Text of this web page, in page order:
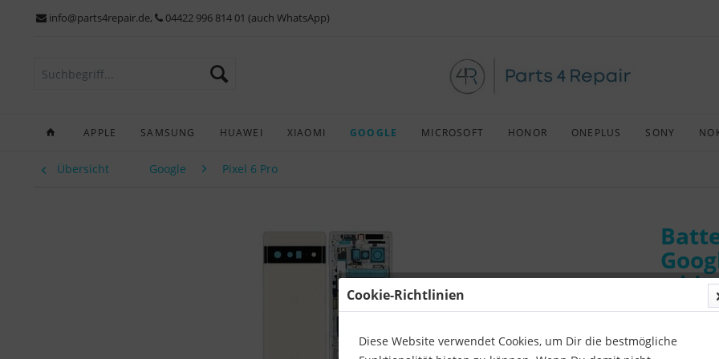
info@parts4repair.de, 04422 996 814 01 (auch WhatsApp)
APPLE SAMSUNG HUAWEI XIAOMI GOOGLE MICROSOFT HONOR ONEPLUS SONY
Übersicht Google Pixel 6 Pro
Cookie-Richtlinien
Diese Website verwendet Cookies, um Dir die bestmögliche